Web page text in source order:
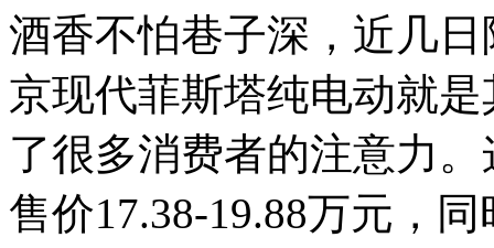
酒香不怕巷子深，近几
京现代菲斯塔纯电动就
了很多消费者的注意力
售价17.38-19.88万元，